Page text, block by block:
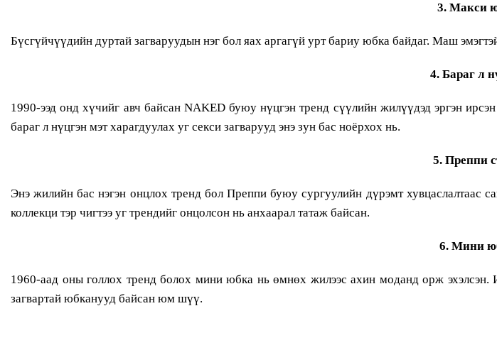
3. Макси
Бүсгүйчүүдийн дуртай загваруудын нэг бол яах аргагүй урт бариу юбка байдаг. Маш
4. Бараг л
1990-ээд онд хүчийг авч байсан NAKED буюу нүцгэн тренд сүүлийн жилүүдэд эргэн
бараг л нүцгэн мэт харагдуулах уг секси загварууд энэ зун бас ноёрхох нь.
5. Преппи
Энэ жилийн бас нэгэн онцлох тренд бол Преппи буюу сургуулийн дүрэмт
коллекци тэр чигтээ уг трендийг онцолсон нь анхаарал татаж байсан.
6. Мини
1960-аад оны голлох тренд болох мини юбка нь өмнөх жилээс ахин моданд орж
загвартай юбканууд байсан юм шүү.